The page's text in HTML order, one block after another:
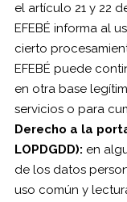
el artículo 21 y 22
EFEBÉ informa al
cierto
EFEBÉ puede
en otra base
servicios o para
Derecho a la
LOPDGDD): en
de los datos
uso común y